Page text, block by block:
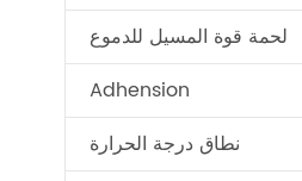
لحمة قوة المسيل للدموع
Adhension
نطاق درجة الحرارة